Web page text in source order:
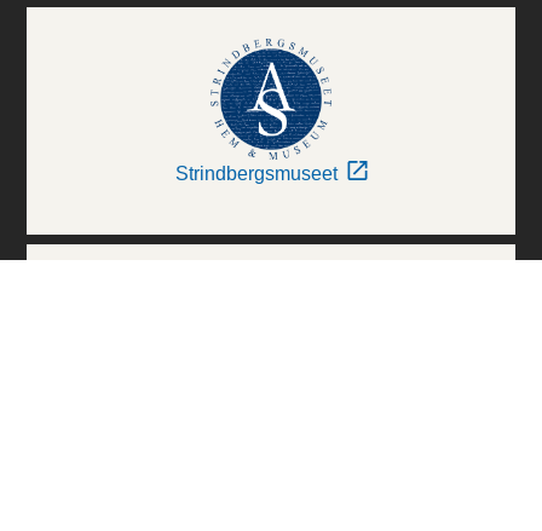
Strindbergsmuseet